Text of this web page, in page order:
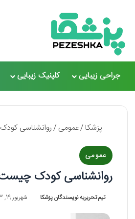
جراحی زیبایی کلینیک زیبایی
پزشکا/عمومی/روانشناسی
عمومی
روانشناسی کودک چیست و
تیم تحریریه نویسندگان پزشکا شهریور 19, 1403